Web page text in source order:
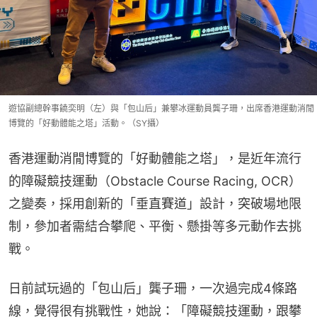
遊協副總幹事饒奕明（左）與「包山后」兼攀冰運動員龔子珊，出席香港運動消閒
博覽的「好動體能之塔」活動。（SY攝）
香港運動消閒博覽的「好動體能之塔」，是近年流行
的障礙競技運動（Obstacle Course Racing, OCR）
之變奏，採用創新的「垂直賽道」設計，突破場地限
制，參加者需結合攀爬、平衡、懸掛等多元動作去挑
戰。
日前試玩過的「包山后」龔子珊，一次過完成4條路
線，覺得很有挑戰性，她說：「障礙競技運動，跟攀